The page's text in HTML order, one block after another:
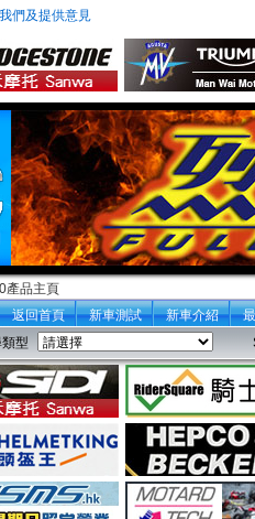
們及提供意見
產品主頁
返回首頁
新車測試 新車介紹
型